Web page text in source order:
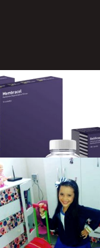
width="300"]